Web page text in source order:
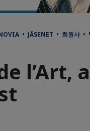
• JÄSENET • 회원사
l’Art,